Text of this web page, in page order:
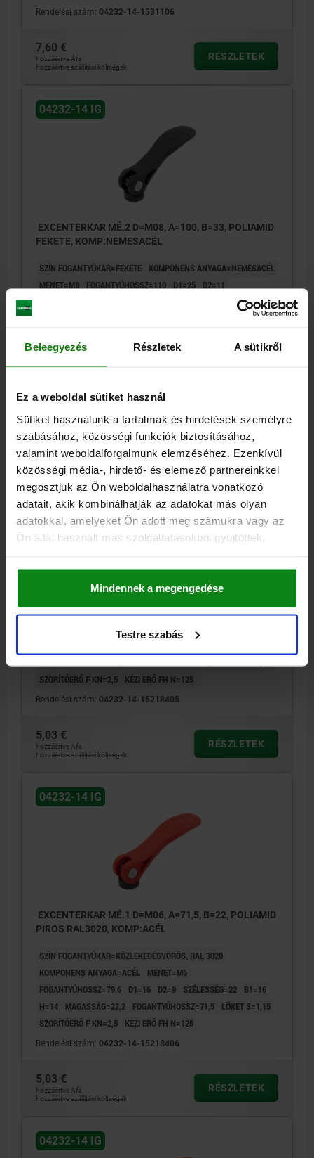
Beleegyezés Részletek A sütikről
Ez a weboldal sütiket használ
Sütiket használunk a tartalmak és hirdetések személyre
szabásához, közösségi funkciók biztosításához,
valamint weboldalforgalmunk elemzéséhez. Ezenkívül
közösségi média-, hirdető- és elemező partnereinkkel
megosztjuk az Ön weboldalhasználatra vonatkozó
adatait, akik kombinálhatják az adatokat más olyan
adatokkal, amelyeket Ön adott meg számukra vagy az
Ön által használt más szolgáltatásokból gyűjtöttek.
Mindennek a megengedése
Testre szabás
Rendelési szám: 04232-14-1531106
7,60 €
hozzáértve Áfa
hozzáértve szállítási költségek
RÉSZLETEK
04232-14 IG
EXCENTERKAR MÉ.2 D=M08, A=100, B=33, POLIAMID
FEKETE, KOMP:NEMESACÉL
SZÍN FOGANTYÚKAR=FEKETE
KOMPONENS ANYAGA=NEMESACÉL
MENET=M8
FOGANTYÚHOSSZ=110 D1=25
D2=11
Rendelési szám:
8,84 €
hozzáértve Áfa
04232-14 IG
EXCENTERKAR MÉ.1 D=M05, A=71,5, B=22, POLIAMID
PIROS RAL3020, KOMP:ACÉL
SZÍN FOGANTYÚKAR=KÖZLEKEDÉSVÖRÖS, RAL 3020
KOMPONENS ANYAGA=ACÉL
MENET=M5
SZORÍTÓERŐ F KN=2,5
KÉZI ERŐ FH N=125
Rendelési szám: 04232-14-15218405
5,03 €
hozzáértve Áfa
hozzáértve szállítási költségek
RÉSZLETEK
04232-14 IG
EXCENTERKAR MÉ.1 D=M06, A=71,5, B=22, POLIAMID
PIROS RAL3020, KOMP:ACÉL
SZÍN FOGANTYÚKAR=KÖZLEKEDÉSVÖRÖS, RAL 3020
KOMPONENS ANYAGA=ACÉL
MENET=M6
FOGANTYÚHOSSZ=79,6
D1=16 D2=9 SZÉLESSÉG=22
B1=16
H=14
MAGASSÁG=23,2 FOGANTYÚHOSSZ=71,5
LÖKET S=1,15
SZORÍTÓERŐ F KN=2,5
KÉZI ERŐ FH N=125
Rendelési szám: 04232-14-15218406
5,03 €
hozzáértve Áfa
hozzáértve szállítási költségek
RÉSZLETEK
04232-14 IG